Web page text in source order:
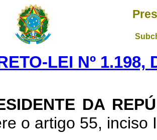
LEI Nº 1.198,
DA
o artigo 55, inciso